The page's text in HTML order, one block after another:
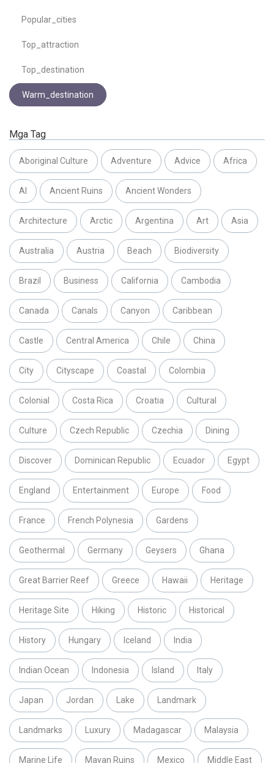
Popular_cities
Top_attraction
Top_destination
Warm_destination
Mga Tag
Aboriginal Culture Adventure Advice Africa
AI Ancient Ruins Ancient Wonders
Architecture Arctic Argentina Art Asia
Australia Austria Beach Biodiversity
Brazil Business California Cambodia
Canada Canals Canyon Caribbean
Castle Central America Chile China
City Cityscape Coastal Colombia
Colonial Costa Rica Croatia Cultural
Culture Czech Republic Czechia Dining
Discover Dominican Republic Ecuador Egypt
England Entertainment Europe Food
France French Polynesia Gardens
Geothermal Germany Geysers Ghana
Great Barrier Reef Greece Hawaii Heritage
Heritage Site Hiking Historic Historical
History Hungary Iceland India
Indian Ocean Indonesia Island Italy
Japan Jordan Lake Landmark
Landmarks Luxury Madagascar Malaysia
Marine Life Mayan Ruins Mexico Middle East